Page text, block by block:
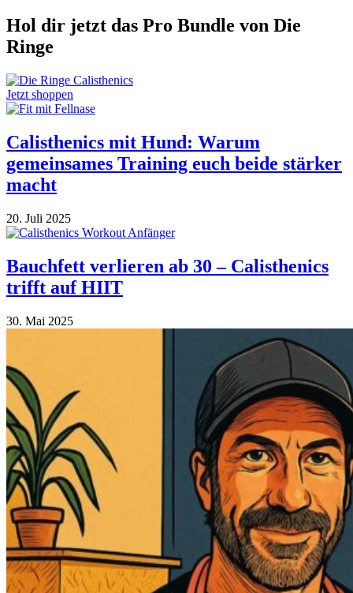
Hol dir jetzt das Pro Bundle von Die
Ringe
Jetzt shoppen
Calisthenics mit Hund: Warum
gemeinsames Training euch beide stärker
macht
20. Juli 2025
Bauchfett verlieren ab 30 – Calisthenics
trifft auf HIIT
30. Mai 2025